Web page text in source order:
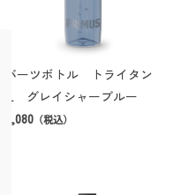
クバーツボトル トライタン
0.6L グレイシャーブルー
￥3,080 （税込）